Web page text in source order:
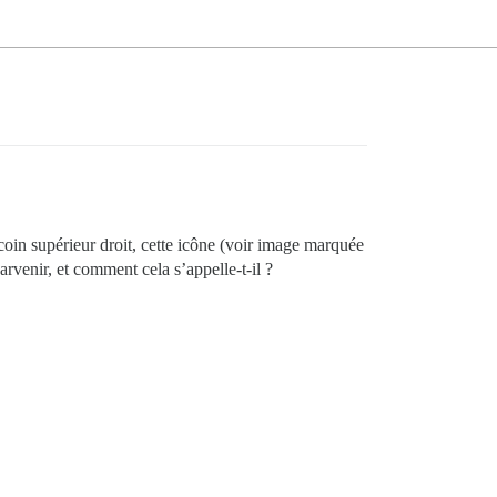
supérieur droit, cette icône (voir image marquée
et comment cela s’appelle-t-il ?